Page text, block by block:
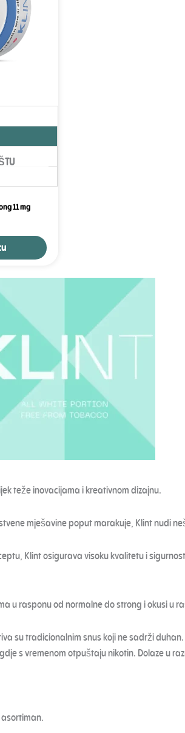
11 mg
teže inovacijama i kreativnom dizajnu.
mješavine poput marakuje, Klint nudi
Klint osigurava visoku kvalitetu i
u rasponu od normalne do strong i okusi u
su tradicionalnim snus koji ne sadrži
s vremenom otpuštaju nikotin. Dolaze u